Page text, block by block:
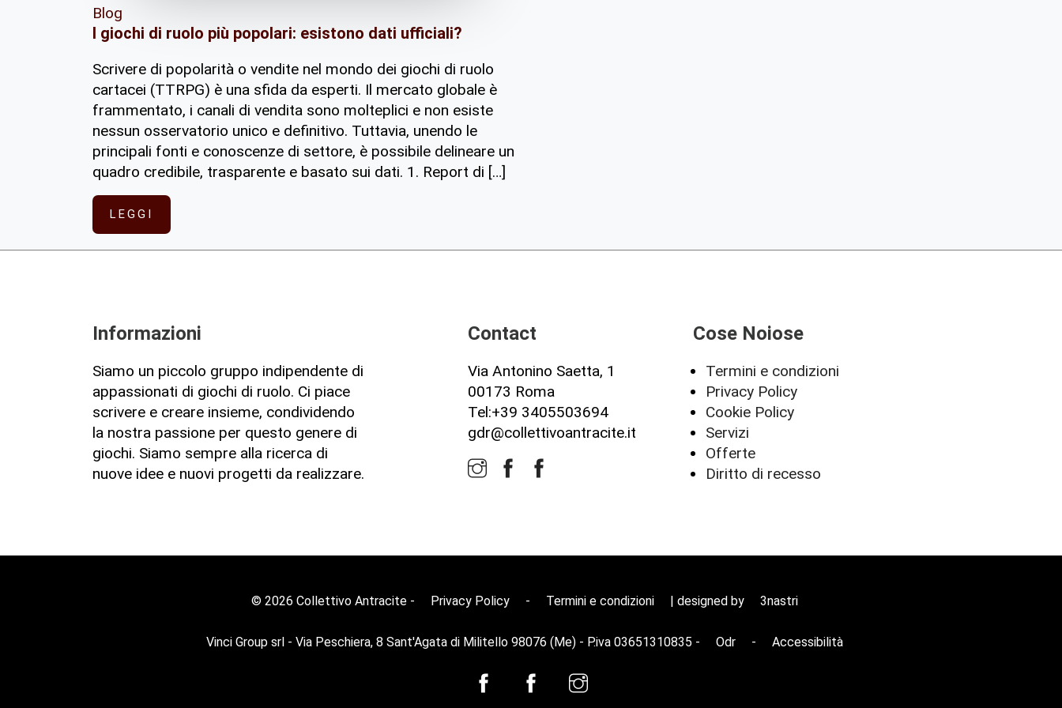
Blog
I giochi di ruolo più popolari: esistono dati ufficiali?
Scrivere di popolarità o vendite nel mondo dei giochi di ruolo
cartacei (TTRPG) è una sfida da esperti. Il mercato globale è
frammentato, i canali di vendita sono molteplici e non esiste
nessun osservatorio unico e definitivo. Tuttavia, unendo le
principali fonti e conoscenze di settore, è possibile delineare un
quadro credibile, trasparente e basato sui dati. 1. Report di […]
LEGGI
Informazioni
Siamo un piccolo gruppo indipendente di
appassionati di giochi di ruolo. Ci piace
scrivere e creare insieme, condividendo
la nostra passione per questo genere di
giochi. Siamo sempre alla ricerca di
nuove idee e nuovi progetti da realizzare.
Contact
Via Antonino Saetta, 1
00173 Roma
Tel:+39 3405503694
gdr@collettivoantracite.it
Cose Noiose
Termini e condizioni
Privacy Policy
Cookie Policy
Servizi
Offerte
Diritto di recesso
© 2026 Collettivo Antracite - Privacy Policy - Termini e condizioni | designed by 3nastri
Vinci Group srl - Via Peschiera, 8 Sant'Agata di Militello 98076 (Me) - P.iva 03651310835 - Odr - Accessibilità